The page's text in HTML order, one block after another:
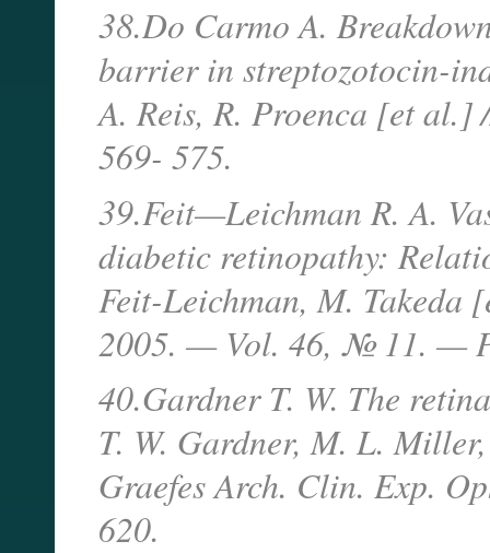
38.Do Carmo A.
barrier in streptozotocin-
A. Reis, R. Proenca [et
569- 575.
39.Feit—Leichman R. A.
diabetic retinopathy:
Feit-Leichman, M.
2005. — Vol. 46, № 11. —
40.Gardner T. W. The
T. W. Gardner, M. L.
Graefes Arch. Clin. Exp.
620.